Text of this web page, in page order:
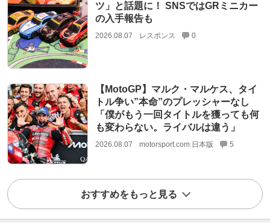
ツ」と話題に！ SNSではGRミニカー
の入手報告も
2026.08.07 レスポンス 0
【MotoGP】マルク・マルケス、タイ
トル争い”本命”のプレッシャーなし
「僕がもう一回タイトルを獲っても何
も変わらない。ライバルは違う」
2026.08.07 motorsport.com 日本版 5
おすすめをもっと見る